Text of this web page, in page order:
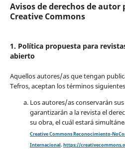
Avisos de derechos de autor
Creative Commons
1. Política propuesta para
abierto
Aquellos autores/as que tengan
Tefros, aceptan los términos
Los autores/as conservarán
garantizarán a la revista el
su obra, el cuál estará
Creative Commons Reconocimiento-
Internacional. https://